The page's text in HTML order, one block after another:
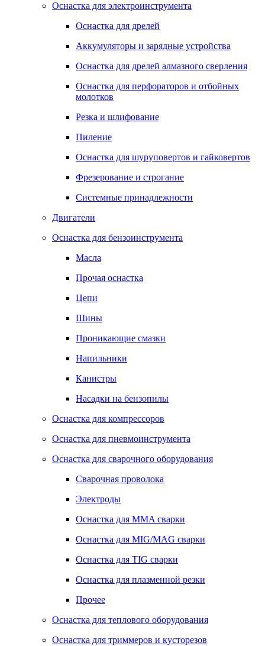
Оснастка для электроинструмента
Оснастка для дрелей
Аккумуляторы и зарядные устройства
Оснастка для дрелей алмазного сверления
Оснастка для перфораторов и отбойных
молотков
Резка и шлифование
Пиление
Оснастка для шуруповертов и гайковертов
Фрезерование и строгание
Системные принадлежности
Двигатели
Оснастка для бензоинструмента
Масла
Прочая оснастка
Цепи
Шины
Проникающие смазки
Напильники
Канистры
Насадки на бензопилы
Оснастка для компрессоров
Оснастка для пневмоинструмента
Оснастка для сварочного оборудования
Сварочная проволока
Электроды
Оснастка для MMA сварки
Оснастка для MIG/MAG сварки
Оснастка для TIG сварки
Оснастка для плазменной резки
Прочее
Оснастка для теплового оборудования
Оснастка для триммеров и кусторезов